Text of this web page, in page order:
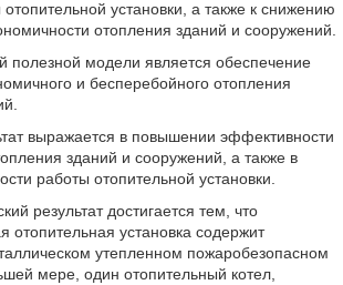
установки, а также к снижению
отопления зданий и сооружений.
полезной модели является обеспечение
и бесперебойного отопления
выражается в повышении эффективности
зданий и сооружений, а также в
работы отопительной установки.
результат достигается тем, что
отопительная установка содержит
утепленном пожаробезопасном
мере, один отопительный котел,